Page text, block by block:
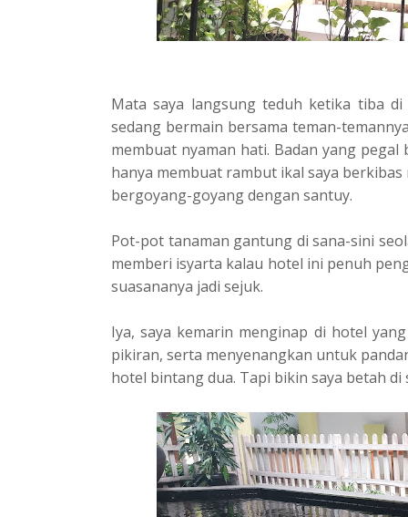
Mata saya langsung teduh ketika tiba
sedang bermain bersama teman-
membuat nyaman hati. Badan yang
hanya membuat rambut ikal saya
bergoyang-goyang dengan santuy.
Pot-pot tanaman gantung di sana-sini
memberi isyarta kalau hotel ini penuh
suasananya jadi sejuk.
Iya, saya kemarin menginap di hotel
pikiran, serta menyenangkan untuk
hotel bintang dua. Tapi bikin saya betah